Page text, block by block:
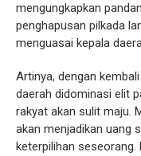
mengungkapkan
penghapusan pilkada
menguasai kepala
Artinya, dengan
daerah didominasi elit
rakyat akan sulit maju.
akan menjadikan uang
keterpilihan